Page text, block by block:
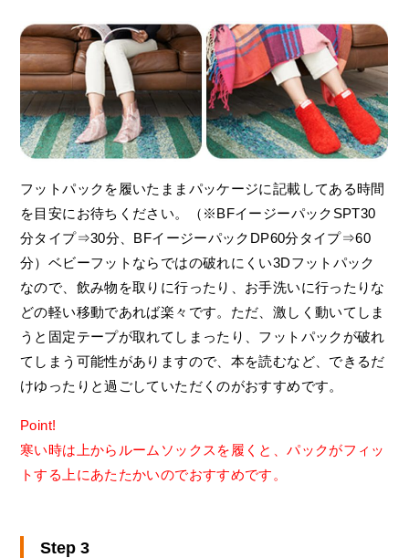
フットパックを履いたままパッケージに記載してある時間
を目安にお待ちください。（※BFイージーパックSPT30
分タイプ⇒30分、BFイージーパックDP60分タイプ⇒60
分）ベビーフットならではの破れにくい3Dフットパック
なので、飲み物を取りに行ったり、お手洗いに行ったりな
どの軽い移動であれば楽々です。ただ、激しく動いてしま
うと固定テープが取れてしまったり、フットパックが破れ
てしまう可能性がありますので、本を読むなど、できるだ
けゆったりと過ごしていただくのがおすすめです。
Point!
寒い時は上からルームソックスを履くと、パックがフィッ
トする上にあたたかいのでおすすめです。
Step 3